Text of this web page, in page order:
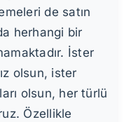
de satın
herhangi bir
İster
olsun, ister
olsun, her türlü
Özellikle